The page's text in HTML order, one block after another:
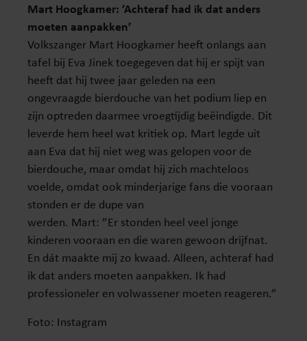
Mart Hoogkamer: ’Achteraf had ik dat anders
moeten aanpakken’
Volkszanger Mart Hoogkamer heeft onlangs aan
tafel bij Eva Jinek toegegeven dat hij er spijt van
heeft dat hij twee jaar geleden na een
ongevraagde bierdouche van het podium liep en
zijn optreden daarmee vroegtijdig beëindigde. Dit
leverde hem heel wat kritiek op. Mart legde uit
aan Eva dat hij niet weg was gelopen voor de
bierdouche, maar omdat hij zich machteloos
voelde, omdat ook minderjarige fans die vooraan
stonden er de dupe van
werden. Mart: ”Er stonden heel veel jonge
kinderen vooraan en die waren gewoon drijfnat.
En dát maakte mij zo kwaad. Alleen, achteraf had
ik dat anders moeten aanpakken. Ik had
professioneler en volwassener moeten reageren.”
Foto: Instagram